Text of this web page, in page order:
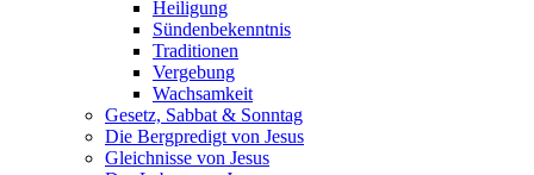
Heiligung
Sündenbekenntnis
Traditionen
Vergebung
Wachsamkeit
Gesetz, Sabbat & Sonntag
Die Bergpredigt von Jesus
Gleichnisse von Jesus